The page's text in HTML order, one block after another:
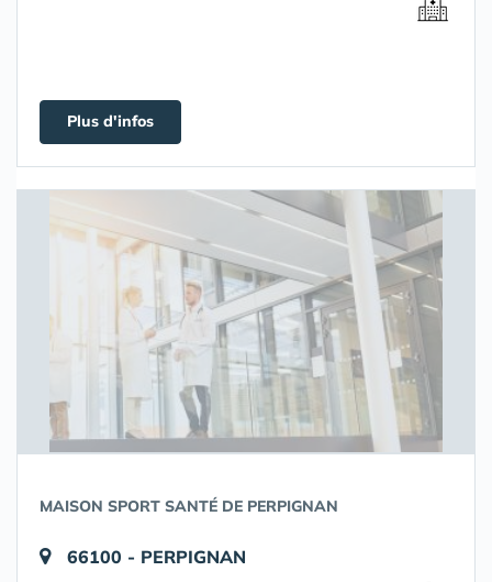
Plus d'infos
MAISON SPORT SANTÉ DE PERPIGNAN
66100 - PERPIGNAN